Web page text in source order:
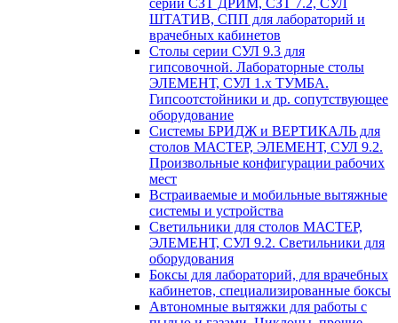
серий СЗТ ДРИМ, СЗТ 7.2, СУЛ
ШТАТИВ, СПП для лабораторий и
врачебных кабинетов
Столы серии СУЛ 9.3 для
гипсовочной. Лабораторные столы
ЭЛЕМЕНТ, СУЛ 1.х ТУМБА.
Гипсоотстойники и др. сопутствующее
оборудование
Системы БРИДЖ и ВЕРТИКАЛЬ для
столов МАСТЕР, ЭЛЕМЕНТ, СУЛ 9.2.
Произвольные конфигурации рабочих
мест
Встраиваемые и мобильные вытяжные
системы и устройства
Светильники для столов МАСТЕР,
ЭЛЕМЕНТ, СУЛ 9.2. Светильники для
оборудования
Боксы для лабораторий, для врачебных
кабинетов, специализированные боксы
Автономные вытяжки для работы с